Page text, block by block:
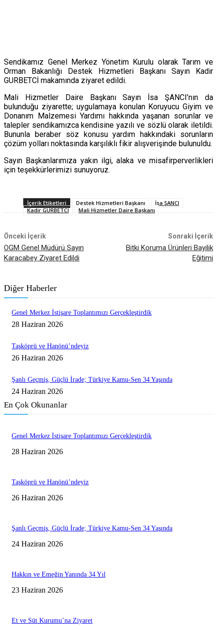
Sendikamız Genel Merkez Yönetim Kurulu olarak Tarım ve
Orman Bakanlığı Destek Hizmetleri Başkanı Sayın Kadir
GURBETCİ makamında ziyaret edildi.
Mali Hizmetler Daire Başkanı Sayın İsa ŞANCI’nın da
bulunduğu ziyarette; uygulamaya konulan Koruyucu Giyim ve
Donanım Malzemesi Yardımı hakkında yaşanan sorunlar ve
talepler sendikamızca kendisine yazılı ve sözlü olarak iletildi.
Bununla beraber söz konusu yardım hakkındaki sorunların
çözüm yolları noktasında karşılıklı fikir alışverişinde bulunuldu.
Sayın Başkanlarımıza yakın ilgi, alaka ve misafirperverlikleri
için teşekkürlerimizi sunuyoruz.
İçerik Etiketleri Destek Hizmetleri Başkanı
İsa ŞANCI
Kadir GURBETCİ
Mali Hizmetler Daire Başkanı
Önceki İçerik
OGM Genel Müdürü Sayın
Karacabey Ziyaret Edildi
Sonraki İçerik
Bitki Koruma Ürünleri Bayilik
Eğitimi
Diğer Haberler
Genel Merkez İstişare Toplantımızı Gerçekleştirdik
28 Haziran 2026
Taşköprü ve Hanönü’ndeyiz
26 Haziran 2026
Şanlı Geçmiş, Güçlü İrade; Türkiye Kamu-Sen 34 Yaşında
24 Haziran 2026
En Çok Okunanlar
Genel Merkez İstişare Toplantımızı Gerçekleştirdik
28 Haziran 2026
Taşköprü ve Hanönü’ndeyiz
26 Haziran 2026
Şanlı Geçmiş, Güçlü İrade; Türkiye Kamu-Sen 34 Yaşında
24 Haziran 2026
Hakkın ve Emeğin Yanında 34 Yıl
23 Haziran 2026
Et ve Süt Kurumu’na Ziyaret